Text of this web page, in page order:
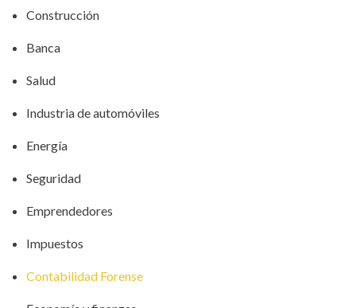
Construcción
Banca
Salud
Industria de automóviles
Energía
Seguridad
Emprendedores
Impuestos
Contabilidad Forense